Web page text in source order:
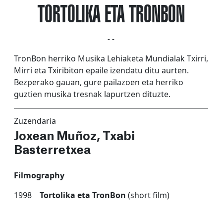
TORTOLIKA ETA TRONBON
- -
TronBon herriko Musika Lehiaketa Mundialak Txirri,
Mirri eta Txiribiton epaile izendatu ditu aurten.
Bezperako gauan, gure pailazoen eta herriko
guztien musika tresnak lapurtzen dituzte.
Zuzendaria
Joxean Muñoz, Txabi
Basterretxea
Filmography
1998 Tortolika eta TronBon (short film)